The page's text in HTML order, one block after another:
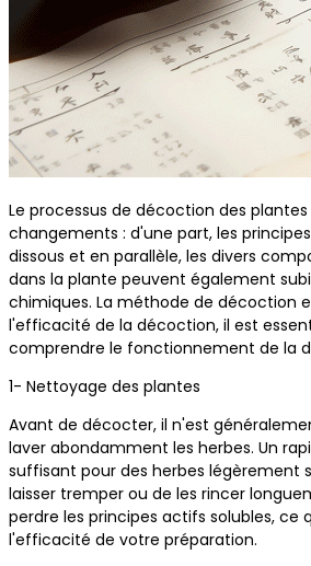
Le processus de décoction des
changements : d'une part, les
dissous et en parallèle, les divers
dans la plante peuvent également
chimiques. La méthode de décoction
l'efficacité de la décoction, il est
comprendre le fonctionnement de la
1- Nettoyage des plantes
Avant de décocter, il n'est
laver abondamment les herbes. Un
suffisant pour des herbes légèrement
laisser tremper ou de les rincer
perdre les principes actifs solubles, ce
l'efficacité de votre préparation.